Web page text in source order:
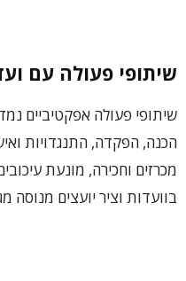
שיתופי פעולה עם
שיתופי פעולה אפקטיביים
הכנה, הפקדה, התנגדויות
מכרזים וחכירה, מונעת
בוועדות וציר יועצים מנוסה